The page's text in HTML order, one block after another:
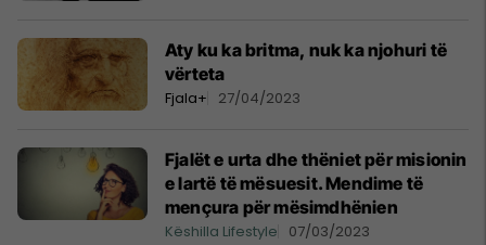
Aty ku ka britma, nuk ka njohuri të
vërteta
Fjala+ 27/04/2023
Fjalët e urta dhe thëniet për misionin
e lartë të mësuesit. Mendime të
mençura për mësimdhënien
Këshilla Lifestyle 07/03/2023